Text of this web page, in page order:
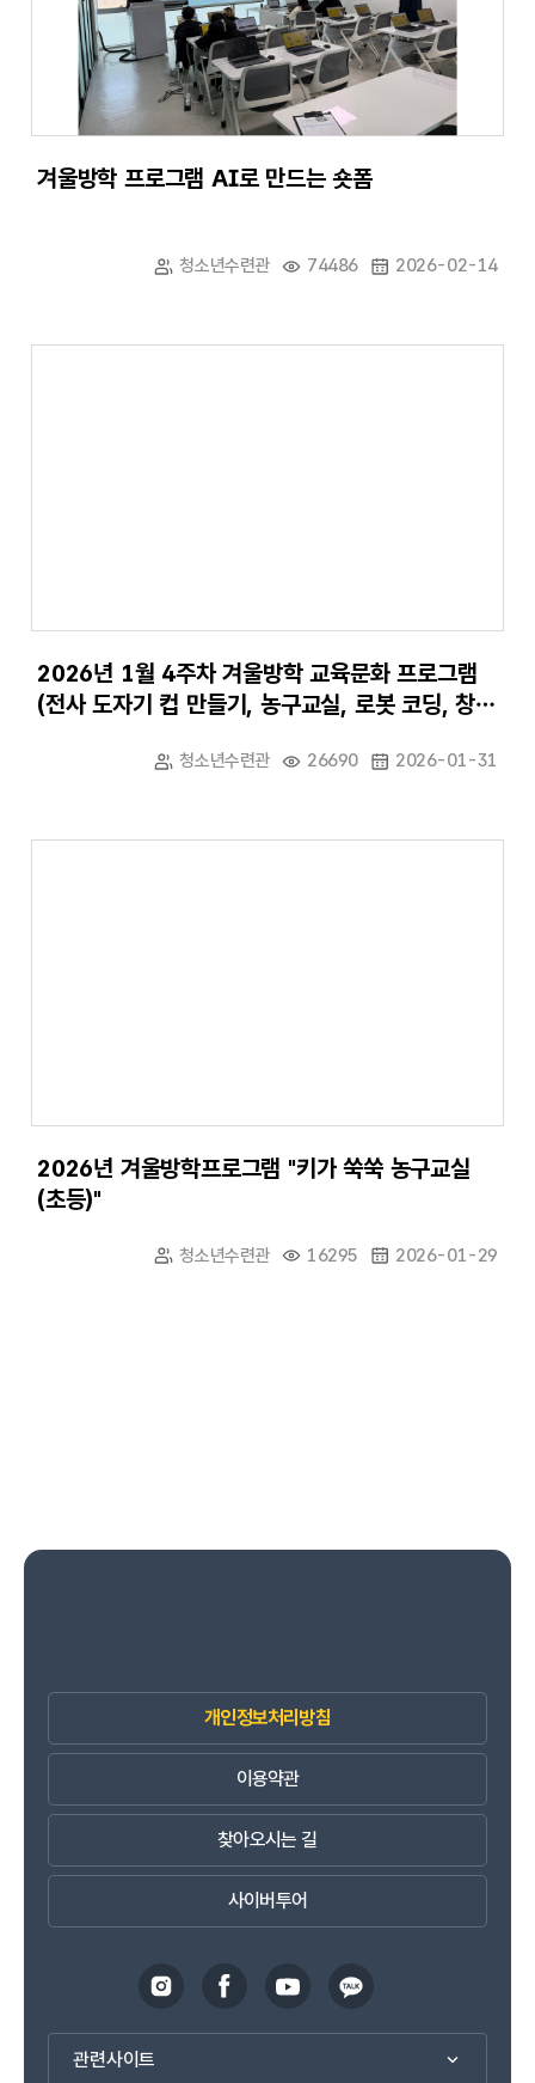
겨울방학 프로그램 AI로 만드는 숏폼
청소년수련관 74486 2026-02-14
2026년 1월 4주차 겨울방학 교육문화 프로그램
(전사 도자기 컵 만들기, 농구교실, 로봇 코딩, 창의
청소년수련관 26690 2026-01-31
2026년 겨울방학프로그램 "키가 쑥쑥 농구교실
(초등)"
청소년수련관 16295 2026-01-29
개인정보처리방침
이용약관
찾아오시는 길
사이버투어
관련사이트